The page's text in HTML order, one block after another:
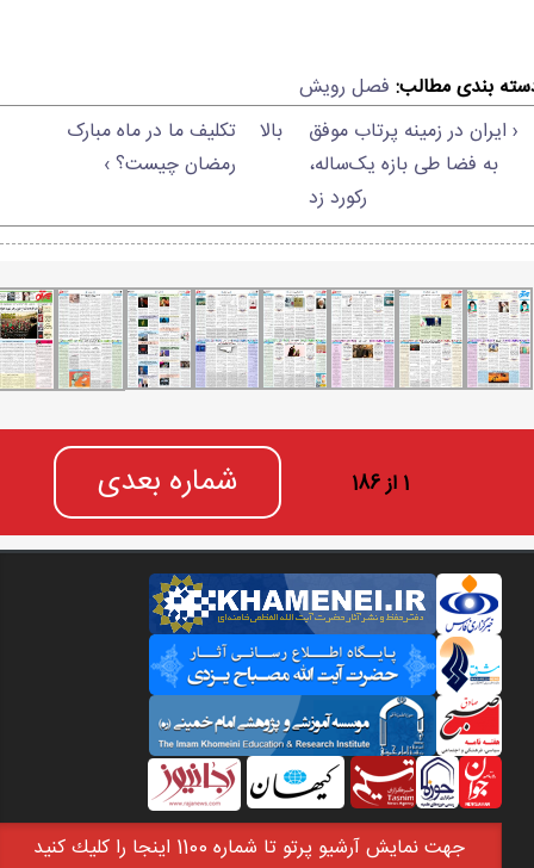
بندی مطالب: فصل رویش
‹ ایران در زمینه پرتاب موفق
به فضا طی بازه یک‌ساله،
رکورد زد
بالا
تکلیف ما در ماه مبارک
رمضان چیست؟ ›
1 از 186 شماره بعدی
جهت نمايش آرشيو پرتو تا شماره 1100 اينجا را كليك كنيد